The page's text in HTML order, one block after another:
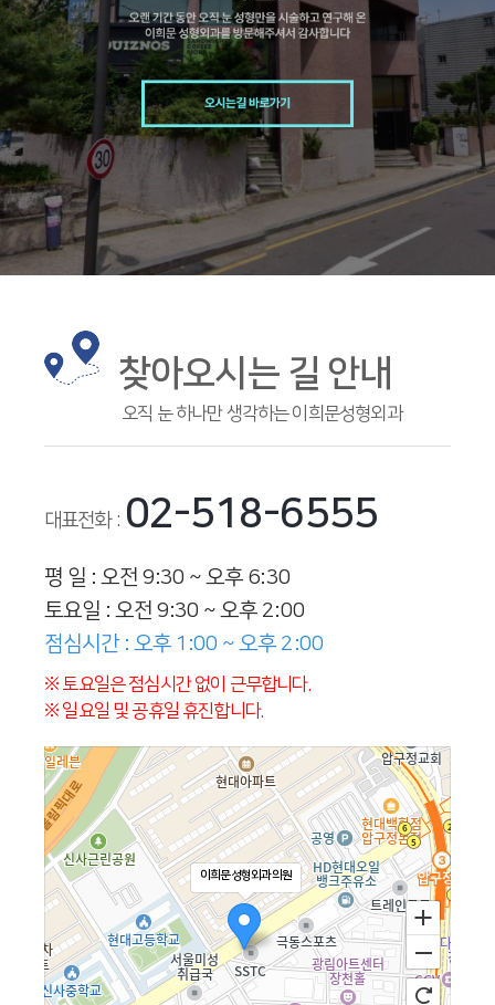
찾아오시는 길 안내
오직 눈 하나만 생각하는 이희문성형외과
대표전화 : 02-518-6555
평 일 : 오전 9:30 ~ 오후 6:30
토요일 : 오전 9:30 ~ 오후 2:00
점심시간 : 오후 1:00 ~ 오후 2:00
※ 토요일은 점심시간 없이 근무합니다.
※ 일요일 및 공휴일 휴진합니다.
이희문성형외과의원